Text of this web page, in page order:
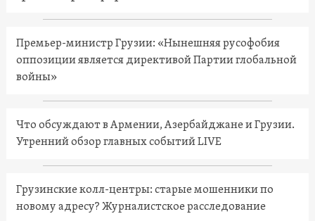
Премьер-министр Грузии: «Нынешняя русофобия
оппозиции является директивой Партии глобальной
войны»
Что обсуждают в Армении, Азербайджане и Грузии.
Утренний обзор главных событий LIVE
Грузинские колл-центры: старые мошенники по
новому адресу? Журналистское расследование